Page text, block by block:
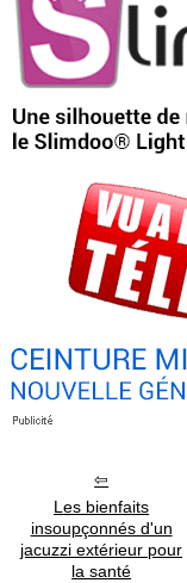
Les bienfaits
insoupçonnés d'un
jacuzzi extérieur pour
la santé